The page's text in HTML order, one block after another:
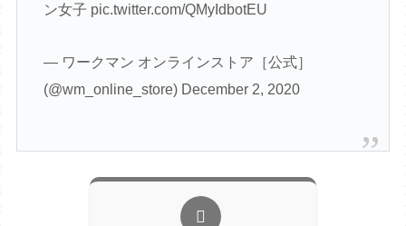
ン女子 pic.twitter.com/QMyIdbotEU
— ワークマン オンラインストア［公式］
(@wm_online_store) December 2, 2020